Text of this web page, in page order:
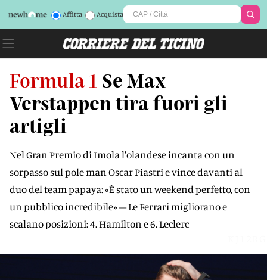
Affitta Acquista
Formula 1 Se Max
Verstappen tira fuori gli
artigli
Nel Gran Premio di Imola l'olandese incanta con un
sorpasso sul pole man Oscar Piastri e vince davanti al
duo del team papaya: «È stato un weekend perfetto, con
un pubblico incredibile» – Le Ferrari migliorano e
scalano posizioni: 4. Hamilton e 6. Leclerc